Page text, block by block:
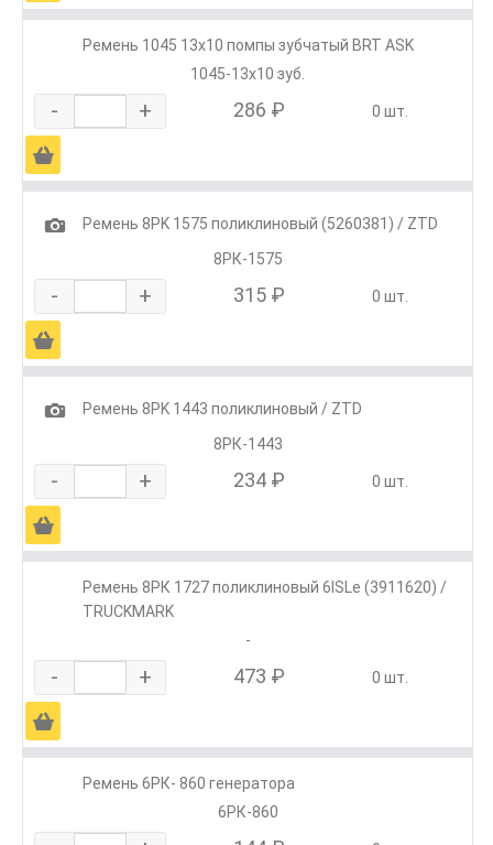
Ремень 1045 13х10 помпы зубчатый BRT ASK
1045-13x10 зуб.
- + 286 ₽ 0 шт.
Ä
1
Ремень 8РK 1575 поликлиновый (5260381) / ZTD
8РК-1575
- + 315 ₽ 0 шт.
Ä
1
Ремень 8РK 1443 поликлиновый / ZTD
8РК-1443
- + 234 ₽ 0 шт.
Ä
Ремень 8РК 1727 поликлиновый 6ISLe (3911620) /
TRUCKMARK
-
- + 473 ₽ 0 шт.
Ä
Ремень 6РК- 860 генератора
6РК-860